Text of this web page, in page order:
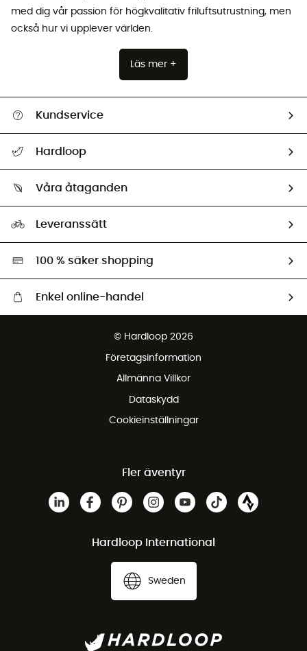
med dig vår passion för högkvalitativ friluftsutrustning, men
också hur vi upplever världen.
Läs mer +
Kundservice
Retur & återbetalning
Hardloop
Ambassadörer
Våra åtaganden
Miljöanpassat urval
Leveranssätt
100 % säker shopping
Enkel online-handel
© Hardloop 2026
Företagsinformation
Allmänna Villkor
Dataskydd
Cookieinställningar
Fler äventyr
Hardloop International
Sweden